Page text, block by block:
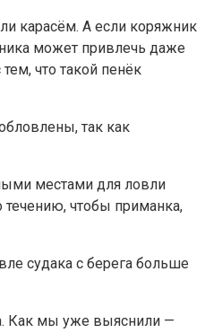
карасём. А если коряжник
может привлечь даже
что такой пенёк
так как
местами для ловли
течению, чтобы приманка,
судака с берега больше
Как мы уже выяснили —